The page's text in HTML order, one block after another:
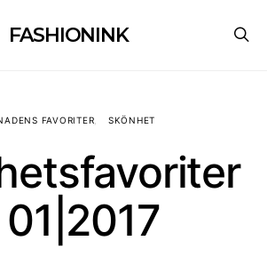
FASHIONINK
FAVORITER SKÖNHET
01|2017